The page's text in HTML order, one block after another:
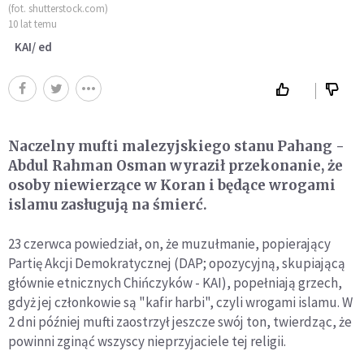
(fot. shutterstock.com)
10 lat temu
KAI/ ed
Naczelny mufti malezyjskiego stanu Pahang -
Abdul Rahman Osman wyraził przekonanie, że
osoby niewierzące w Koran i będące wrogami
islamu zasługują na śmierć.
23 czerwca powiedział, on, że muzułmanie, popierający
Partię Akcji Demokratycznej (DAP; opozycyjną, skupiającą
głównie etnicznych Chińczyków - KAI), popełniają grzech,
gdyż jej członkowie są "kafir harbi", czyli wrogami islamu. W
2 dni później mufti zaostrzył jeszcze swój ton, twierdząc, że
powinni zginąć wszyscy nieprzyjaciele tej religii.